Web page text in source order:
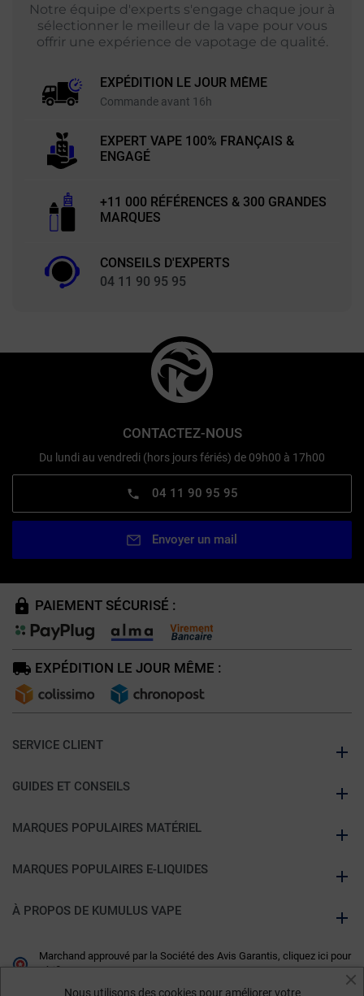
Notre équipe d'experts s'engage chaque jour à
sélectionner le meilleur de la vape pour vous
offrir une expérience de vapotage de qualité.
EXPÉDITION LE JOUR MÊME
Commande avant 16h
EXPERT VAPE 100% FRANÇAIS &
ENGAGÉ
+11 000 RÉFÉRENCES & 300 GRANDES
MARQUES
CONSEILS D'EXPERTS
04 11 90 95 95
CONTACTEZ-NOUS
Du lundi au vendredi (hors jours fériés) de 09h00 à 17h00
04 11 90 95 95
Envoyer un mail
PAIEMENT SÉCURISÉ :
EXPÉDITION LE JOUR MÊME :
SERVICE CLIENT
GUIDES ET CONSEILS
MARQUES POPULAIRES MATÉRIEL
MARQUES POPULAIRES E-LIQUIDES
À PROPOS DE KUMULUS VAPE
Marchand approuvé par la Société des Avis Garantis, cliquez ici pour
vérifier.
Nous utilisons des cookies pour améliorer votre